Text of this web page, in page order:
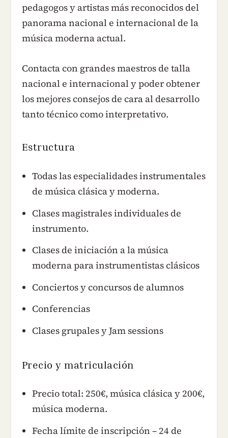
pedagogos y artistas más reconocidos del
panorama nacional e internacional de la
música moderna actual.
Contacta con grandes maestros de talla
nacional e internacional y poder obtener
los mejores consejos de cara al desarrollo
tanto técnico como interpretativo.
Estructura
Todas las especialidades instrumentales
de música clásica y moderna.
Clases magistrales individuales de
instrumento.
Clases de iniciación a la música
moderna para instrumentistas clásicos
Conciertos y concursos de alumnos
Conferencias
Clases grupales y Jam sessions
Precio y matriculación
Precio total: 250€, música clásica y 200€,
música moderna.
Fecha límite de inscripción – 24 de